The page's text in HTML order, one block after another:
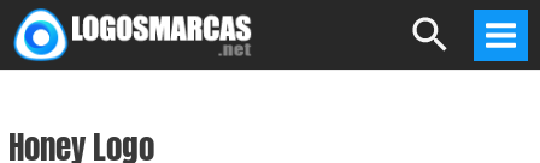
Skip
to
Search
Honey Logo